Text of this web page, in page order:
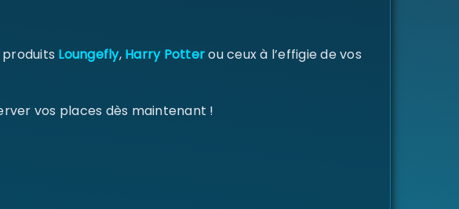
Loungefly,Harry Potterou ceux à l’effigie de vos
vos places dès maintenant !